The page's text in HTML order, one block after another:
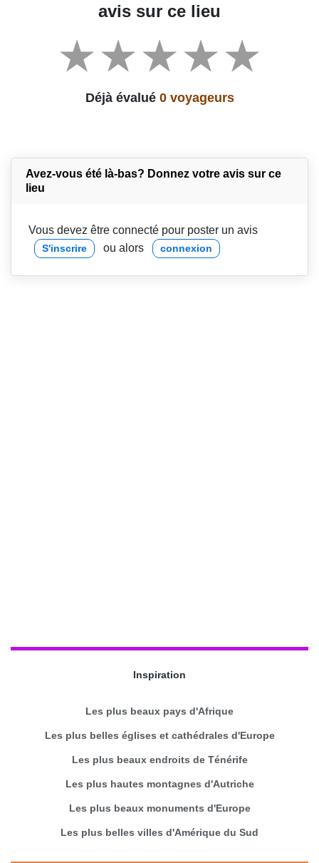
avis sur ce lieu
Déjà évalué 0 voyageurs
Avez-vous été là-bas? Donnez votre avis sur ce
lieu
Vous devez être connecté pour poster un avis
S'inscrire ou alors connexion
Inspiration
Les plus beaux pays d'Afrique
Les plus belles églises et cathédrales d'Europe
Les plus beaux endroits de Ténérife
Les plus hautes montagnes d'Autriche
Les plus beaux monuments d'Europe
Les plus belles villes d'Amérique du Sud